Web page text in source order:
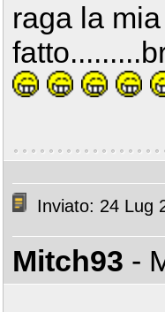
raga la
Inviato: 24 Lug
Mitch93 -